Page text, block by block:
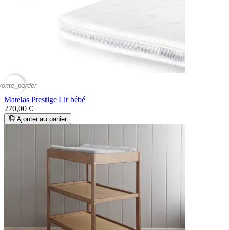
Matelas Prestige Lit bébé
270,00 €
Ajouter au panier